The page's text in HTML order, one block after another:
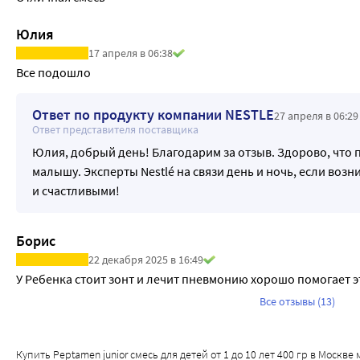
Фтор Мг <0,1 <0,02
Марганец Мг 0,32 0,072
Хром Мкг 8,8 1,92
Витамины
Ретинол (А) Мкг 272 60
Кальциферол (D) Мкг 3,6 0,8
Токоферол (Е) Мг 2,6 0,56
Филлохиноны (К) Мкг 17 3,76
Рибофлавин (B2) Мг 0,45 0,1
Ниацин (РР или В3) Мг 2,3 0,52
Пантотеновая кислота (В5) Мг 2,1 0,48
Биотин (Н) Мкг 8 1,76
Юлия
17 апреля в 06:38
Все подошло
Ответ по продукту компании NESTLE27 апреля в 06:29
Ответ представителя поставщика
Юлия, добрый день! Благодарим за отзыв. Здорово, что
малышу. Эксперты Nestlé на связи день и ночь, если
и счастливыми!
Борис
22 декабря 2025 в 16:49
У Ребенка стоит зонт и лечит пневмонию хорошо помогает
Все отзывы (13)
Купить Peptamen junior смесь для детей от 1 до 10 лет 400 гр в